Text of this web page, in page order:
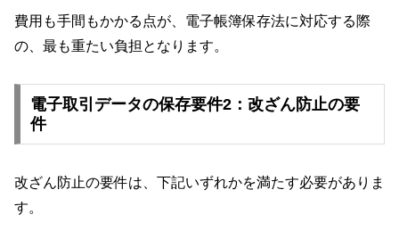
費用も手間もかかる点が、電子帳簿保存法に対応する際
の、最も重たい負担となります。
電子取引データの保存要件2：改ざん防止の要
件
改ざん防止の要件は、下記いずれかを満たす必要がありま
す。